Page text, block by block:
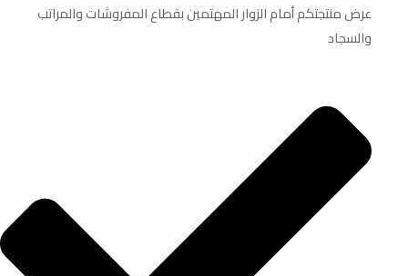
عرض منتجتكم أمام الزوار المهتمين بقطاع المفروشات والمراتب
والسجاد